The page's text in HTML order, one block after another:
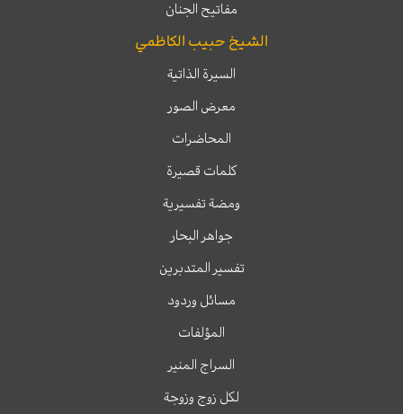
مفاتيح الجنان
الشيخ حبيب الكاظمي
السيرة الذاتية
معرض الصور
المحاضرات
كلمات قصيرة
ومضة تفسيرية
جواهر البحار
تفسير المتدبرين
مسائل وردود
المؤلفات
السراج المنير
لكل زوج وزوجة